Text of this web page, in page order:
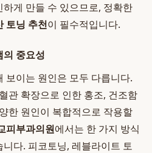
게 만들 수 있으므로, 정확한
토닝 추천이 필수적입니다.
의 중요성
보이는 원인은 모두 다릅니다.
관 확장으로 인한 홍조, 건조함
한 원인이 복합적으로 작용할
피부과의원에서는 한 가지 방식
다. 피코토닝, 레블라이트 토